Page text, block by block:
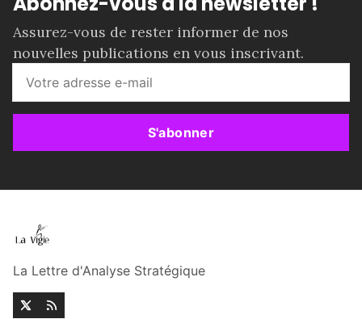
Assurez-vous de rester informer de nos
nouvelles publications en vous inscrivant.
S'abonner
La Lettre d'Analyse Stratégique